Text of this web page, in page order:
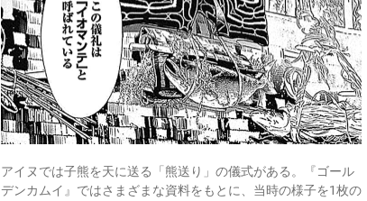
アイヌでは子熊を天に送る「熊送り」の儀式がある。『ゴール
デンカムイ』ではさまざまな資料をもとに、当時の様子を1枚の